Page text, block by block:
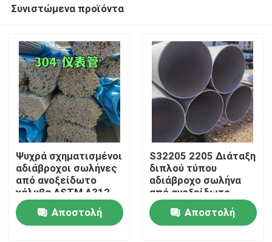
Σπίτι
Προϊόντα
Συνιστώμενα προϊόντα
Ψυχρά σχηματισμένοι
αδιάβροχοι σωλήνες
από ανοξείδωτο
χάλυβα ASTM A312
TP304 με
επεξεργασία
επιφάνειας
Αποστολή
S32205 2205 Διάταξη
διπλού τύπου
αδιάβροχο σωλήνα
από ανοξείδωτο
χάλυβα ASTM
A790/790M Υψηλής
αντοχής σε διάβρωση
Αποστολή